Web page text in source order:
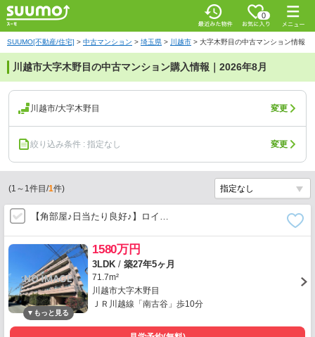
0
SUUMO[不動産/住宅] > 中古マンション > 埼玉県 > 川越市 > 大字木野目の中古マンション情報
川越市大字木野目の中古マンション購入情報｜2026年8月
川越市/大字木野目 変更
絞り込み条件 : 指定なし 変更
(1 ～ 1件目/1件)
【角部屋♪日当たり良好♪】ロイ…
1580万円
3LDK / 築27年5ヶ月
71.7m²
川越市大字木野目
ＪＲ川越線「南古谷」歩10分